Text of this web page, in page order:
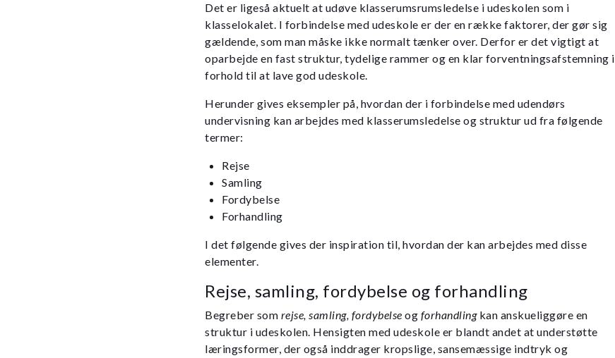
Det er ligeså aktuelt at udøve klasserumsrumsledelse i udeskolen som i
klasselokalet. I forbindelse med udeskole er der en række faktorer, der gør sig
gældende, som man måske ikke normalt tænker over. Derfor er det vigtigt at
oparbejde en fast struktur, tydelige rammer og en klar forventningsafstemning i
forhold til at lave god udeskole.
Herunder gives eksempler på, hvordan der i forbindelse med udendørs
undervisning kan arbejdes med klasserumsledelse og struktur ud fra følgende
termer:
Rejse
Samling
Fordybelse
Forhandling
I det følgende gives der inspiration til, hvordan der kan arbejdes med disse
elementer.
Rejse, samling, fordybelse og forhandling
Begreber som rejse, samling, fordybelse og forhandlingkan anskueliggøre en
struktur i udeskolen. Hensigten med udeskole er blandt andet at understøtte
læringsformer, der også inddrager kropslige, sansemæssige indtryk og